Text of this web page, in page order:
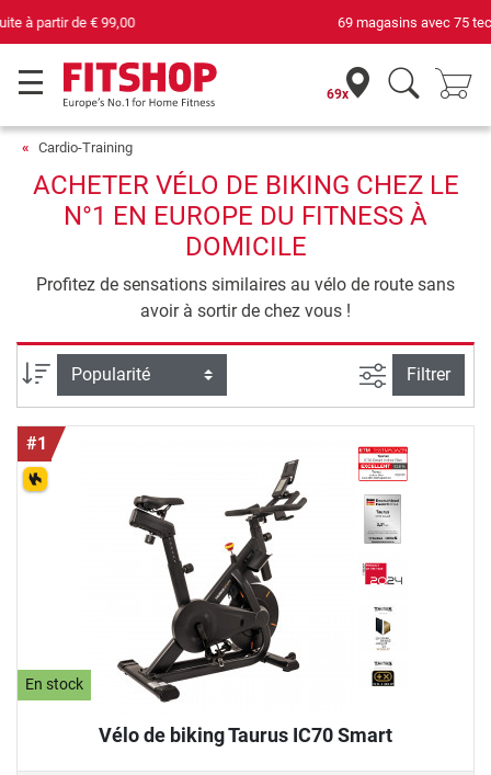
69 magasins avec 75 techniciens
69x
Cardio-Training
ACHETER VÉLO DE BIKING CHEZ LE
N°1 EN EUROPE DU FITNESS À
DOMICILE
Profitez de sensations similaires au vélo de route sans
avoir à sortir de chez vous !
Trier par Filtrer la
Filtrer
#1
En stock
Vélo de biking Taurus IC70 Smart